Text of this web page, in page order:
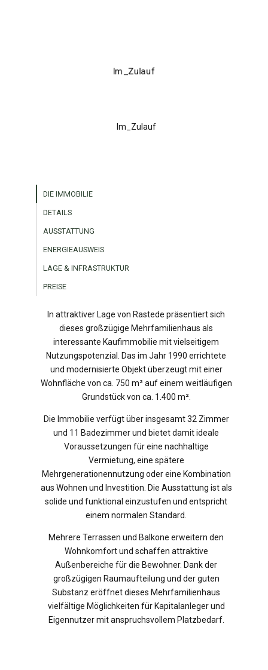
Im_Zulauf
DIE IMMOBILIE
DETAILS
AUSSTATTUNG
ENERGIEAUSWEIS
LAGE & INFRASTRUKTUR
PREISE
In attraktiver Lage von Rastede präsentiert sich
dieses großzügige Mehrfamilienhaus als
interessante Kaufimmobilie mit vielseitigem
Nutzungspotenzial. Das im Jahr 1990 errichtete
und modernisierte Objekt überzeugt mit einer
Wohnfläche von ca. 750 m² auf einem weitläufigen
Grundstück von ca. 1.400 m².
Die Immobilie verfügt über insgesamt 32 Zimmer
und 11 Badezimmer und bietet damit ideale
Voraussetzungen für eine nachhaltige
Vermietung, eine spätere
Mehrgenerationennutzung oder eine Kombination
aus Wohnen und Investition. Die Ausstattung ist als
solide und funktional einzustufen und entspricht
einem normalen Standard.
Mehrere Terrassen und Balkone erweitern den
Wohnkomfort und schaffen attraktive
Außenbereiche für die Bewohner. Dank der
großzügigen Raumaufteilung und der guten
Substanz eröffnet dieses Mehrfamilienhaus
vielfältige Möglichkeiten für Kapitalanleger und
Eigennutzer mit anspruchsvollem Platzbedarf.